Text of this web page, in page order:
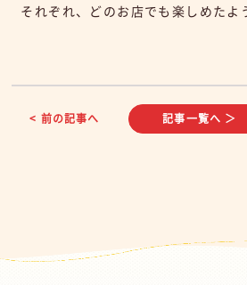
それぞれ、どのお店でも楽しめたよ
< 前の記事へ 記事一覧へ ＞